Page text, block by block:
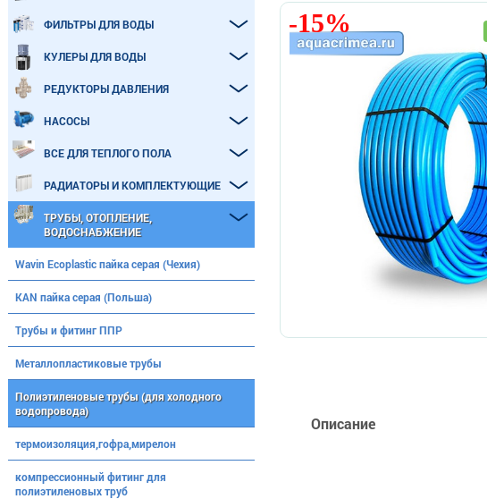
-15%
Описание
ФИЛЬТРЫ ДЛЯ ВОДЫ
КУЛЕРЫ ДЛЯ ВОДЫ
РЕДУКТОРЫ ДАВЛЕНИЯ
НАСОСЫ
ВСЕ ДЛЯ ТЕПЛОГО ПОЛА
РАДИАТОРЫ И КОМПЛЕКТУЮЩИЕ
ТРУБЫ, ОТОПЛЕНИЕ,
ВОДОСНАБЖЕНИЕ
Wavin Ecoplastic пайка серая (Чехия)
KAN пайка серая (Польша)
Трубы и фитинг ППР
Металлопластиковые трубы
Полиэтиленовые трубы (для холодного
водопровода)
термоизоляция,гофра,мирелон
компрессионный фитинг для
полиэтиленовых труб